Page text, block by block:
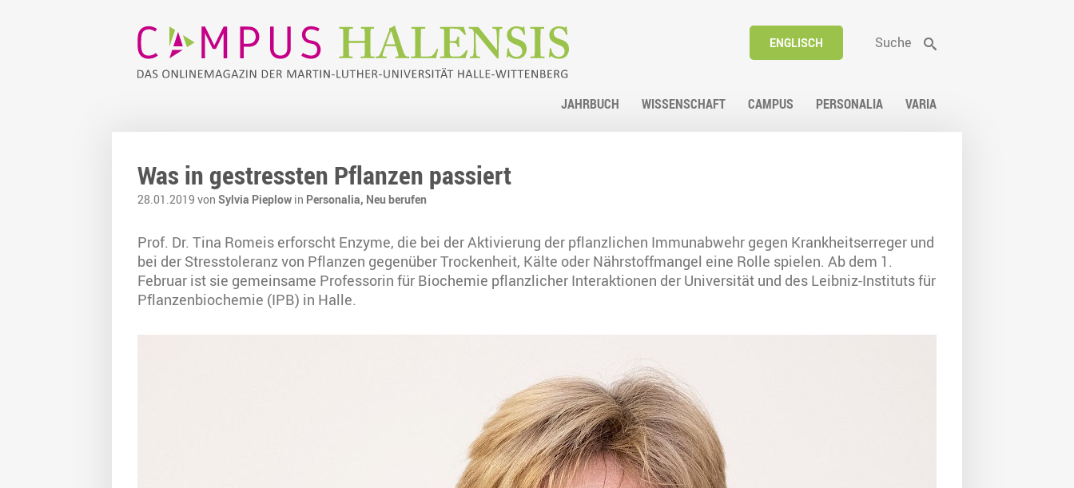
ENGLISCH Suche
JAHRBUCH WISSENSCHAFT CAMPUS PERSONALIA VARIA
Was in gestressten Pflanzen passiert
28.01.2019 von Sylvia Pieplow in Personalia, Neu berufen
Prof. Dr. Tina Romeis erforscht Enzyme, die bei der Aktivierung der pflanzlichen Immunabwehr gegen Krankheitserreger und
bei der Stresstoleranz von Pflanzen gegenüber Trockenheit, Kälte oder Nährstoffmangel eine Rolle spielen. Ab dem 1.
Februar ist sie gemeinsame Professorin für Biochemie pflanzlicher Interaktionen der Universität und des Leibniz-Instituts für
Pflanzenbiochemie (IPB) in Halle.